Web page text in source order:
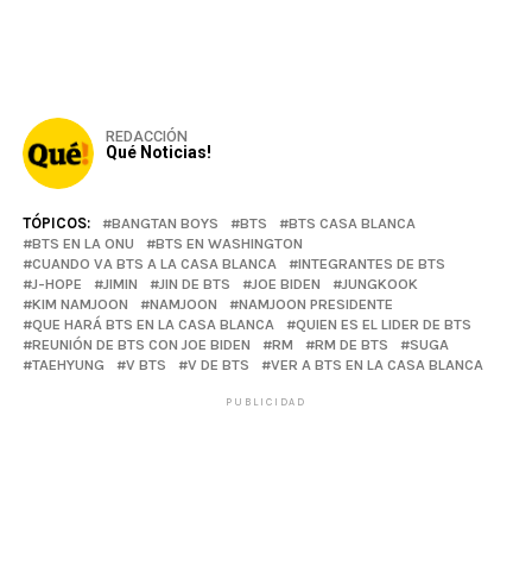
REDACCIÓN
Qué Noticias!
TÓPICOS: BANGTAN BOYS BTS
BTS CASA BLANCA
BTS EN LA ONU
BTS EN WASHINGTON
CUANDO VA BTS A LA CASA BLANCA
INTEGRANTES DE BTS
J-HOPE
JIMIN JIN DE BTS JOE BIDEN
JUNGKOOK
KIM NAMJOON
NAMJOON
NAMJOON PRESIDENTE
QUE HARÁ BTS EN LA CASA BLANCA
QUIEN ES EL LIDER DE BTS
REUNIÓN DE BTS CON JOE BIDEN
RM RM DE BTS
SUGA
TAEHYUNG
V BTS V DE BTS VER A BTS EN LA CASA BLANCA
PUBLICIDAD